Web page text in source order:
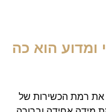
הוא כה
את רמת הכשירות של